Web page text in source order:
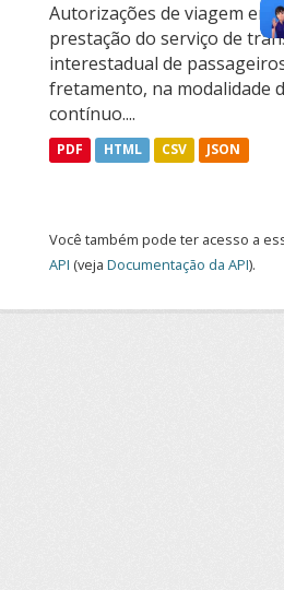
Autorizações de viagem
prestação do serviço de
interestadual de
fretamento, na modalidade
contínuo....
PDF HTML CSV JSON
Você também pode ter acesso a
API (veja Documentação da API).